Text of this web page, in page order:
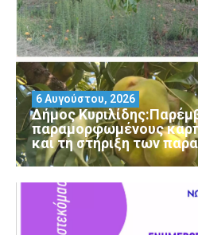
Δήμος
παραμορφωμένους
και τη στήριξη των
6 Αυγούστου, 2026